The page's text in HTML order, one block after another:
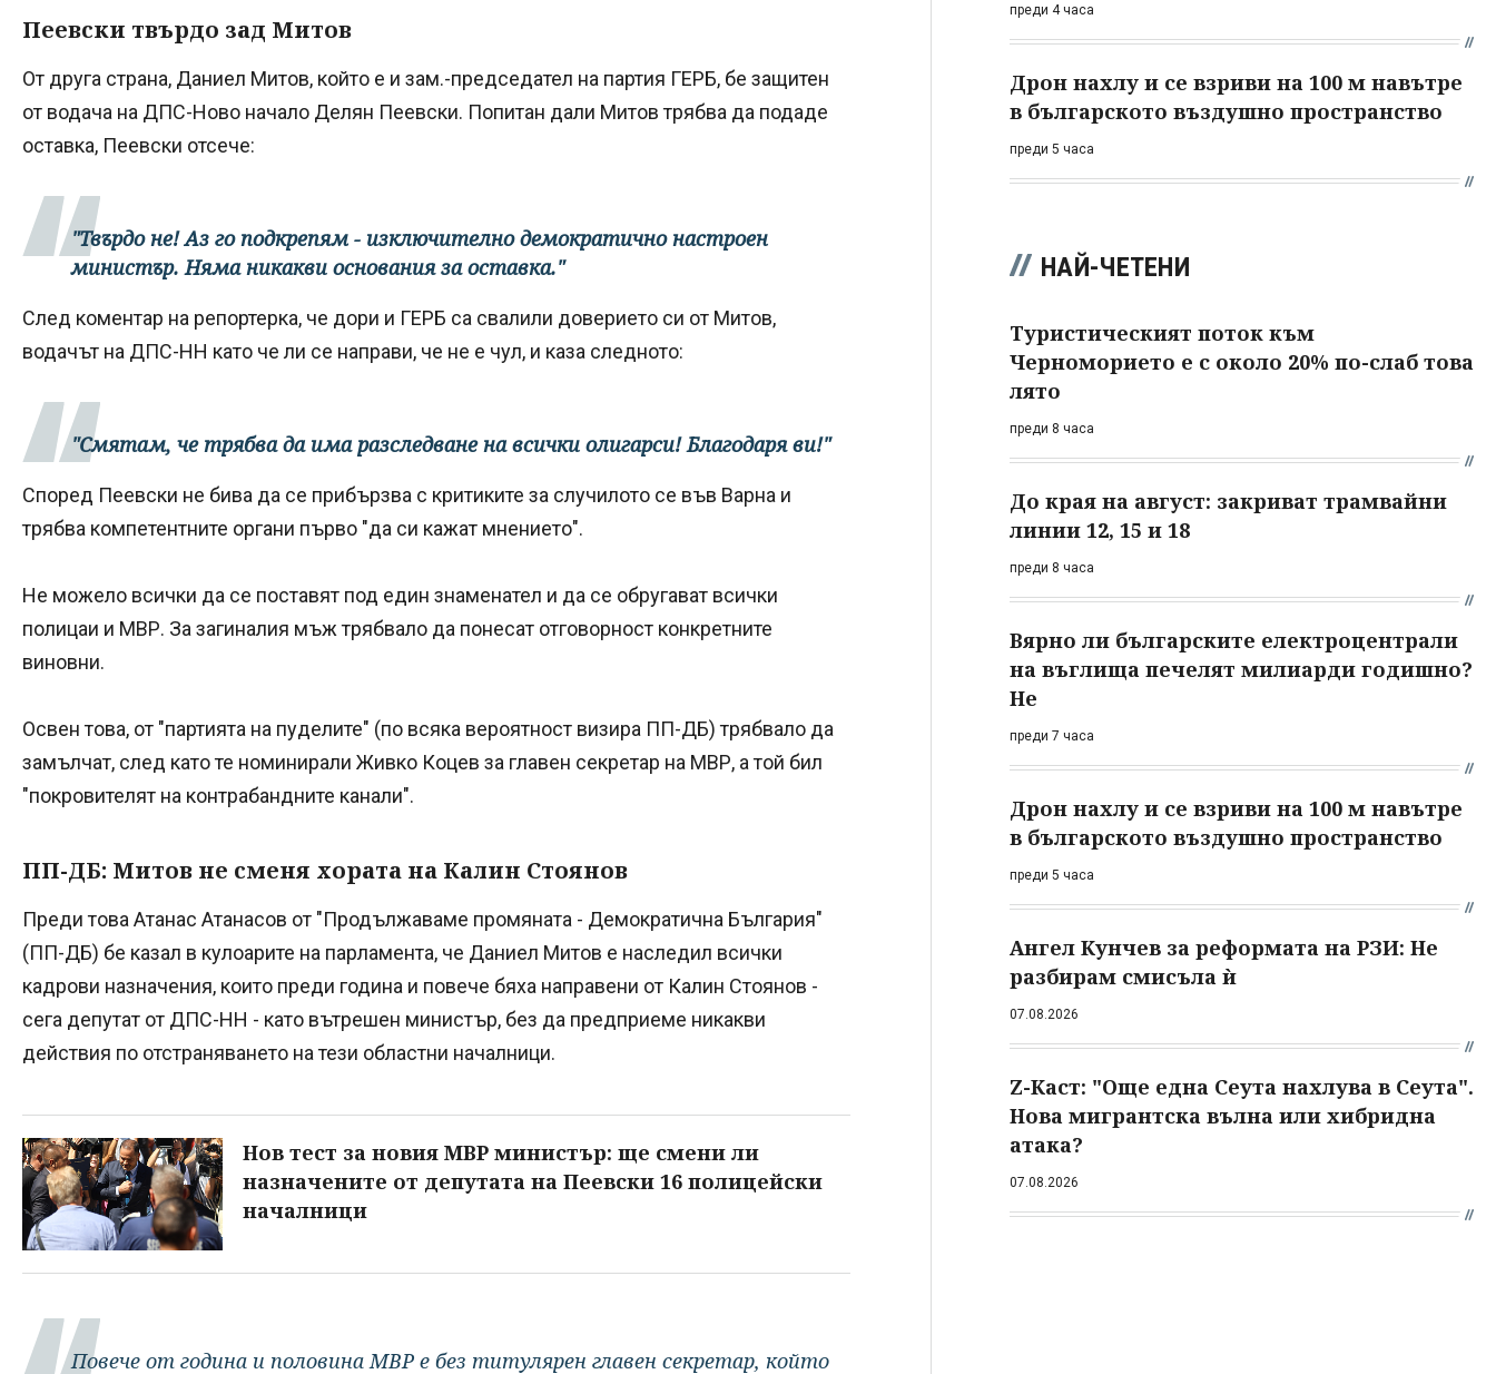
Пеевски твърдо зад Митов
От друга страна, Даниел Митов, който е и зам.-председател на партия ГЕРБ, бе защитен
от водача на ДПС-Ново начало Делян Пеевски. Попитан дали Митов трябва да подаде
оставка, Пеевски отсече:
"Твърдо не! Аз го подкрепям - изключително демократично настроен
министър. Няма никакви основания за оставка."
След коментар на репортерка, че дори и ГЕРБ са свалили доверието си от Митов,
водачът на ДПС-НН като че ли се направи, че не е чул, и каза следното:
"Смятам, че трябва да има разследване на всички олигарси! Благодаря ви!"
Според Пеевски не бива да се прибързва с критиките за случилото се във Варна и
трябва компетентните органи първо "да си кажат мнението".
Не можело всички да се поставят под един знаменател и да се обругават всички
полицаи и МВР. За загиналия мъж трябвало да понесат отговорност конкретните
виновни.
Освен това, от "партията на пуделите" (по всяка вероятност визира ПП-ДБ) трябвало да
замълчат, след като те номинирали Живко Коцев за главен секретар на МВР, а той бил
"покровителят на контрабандните канали".
ПП-ДБ: Митов не сменя хората на Калин Стоянов
Преди това Атанас Атанасов от "Продължаваме промяната - Демократична България"
(ПП-ДБ) бе казал в кулоарите на парламента, че Даниел Митов е наследил всички
кадрови назначения, които преди година и повече бяха направени от Калин Стоянов -
сега депутат от ДПС-НН - като вътрешен министър, без да предприеме никакви
действия по отстраняването на тези областни началници.
Нов тест за новия МВР министър: ще смени ли
назначените от депутата на Пеевски 16 полицейски
началници
Повече от година и половина МВР е без титулярен главен секретар, който
преди 4 часа
Дрон нахлу и се взриви на 100 м навътре
в българското въздушно пространство
преди 5 часа
НАЙ-ЧЕТЕНИ
Туристическият поток към
Черноморието е с около 20% по-слаб това
лято
преди 8 часа
До края на август: закриват трамвайни
линии 12, 15 и 18
преди 8 часа
Вярно ли българските електроцентрали
на въглища печелят милиарди годишно?
Не
преди 7 часа
Дрон нахлу и се взриви на 100 м навътре
в българското въздушно пространство
преди 5 часа
Ангел Кунчев за реформата на РЗИ: Не
разбирам смисъла ѝ
07.08.2026
Z-Каст: "Още една Сеута нахлува в Сеута".
Нова мигрантска вълна или хибридна
атака?
07.08.2026